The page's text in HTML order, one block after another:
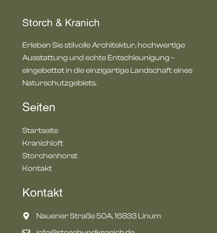
Storch & Kranich
Erleben Sie stilvolle Architektur, hochwertige
Ausstattung und echte Entschleunigung –
eingebettet in die einzigartige Landschaft eines
Naturschutzgebiets.
Seiten
Startseite
Kranichloft
Storchenhorst
Kontakt
Kontakt
Nauener Straße 50A, 16833 Linum